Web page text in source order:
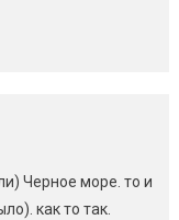
Черное море. то и
как то так.